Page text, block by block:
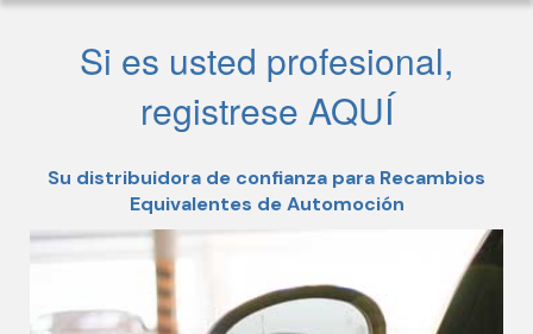
Si es usted profesional,
registrese AQUÍ
Su distribuidora de confianza para Recambios
Equivalentes de Automoción